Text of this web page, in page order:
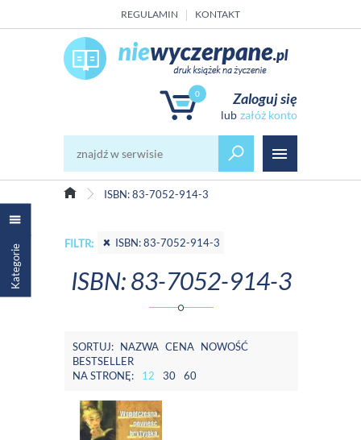
REGULAMIN KONTAKT
0 Zaloguj się
załóż konto
ISBN: 83-7052-914-3
Kategorie FILTR: ISBN: 83-7052-914-3
ISBN: 83-7052-914-3
SORTUJ: NAZWA CENA NOWOŚĆ
BESTSELLER
NA STRONĘ:
12 30 60